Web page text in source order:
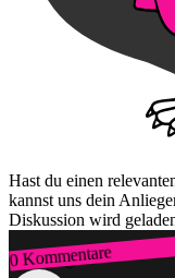
Hast du einen
kannst uns dein
Diskussion wird
0 Kommentare
Zum Login